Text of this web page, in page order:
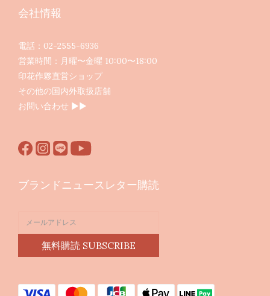
会社情報
電話：02-2555-6936
営業時間：月曜〜金曜 10:00〜18:00
印花作夥直営ショップ
その他の国内外取扱店舗
お問い合わせ ▶︎▶︎
ブランドニュースレター購読
無料購読 SUBSCRIBE